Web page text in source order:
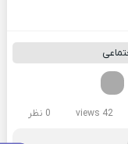
لینکدین
42 views 0 نظر